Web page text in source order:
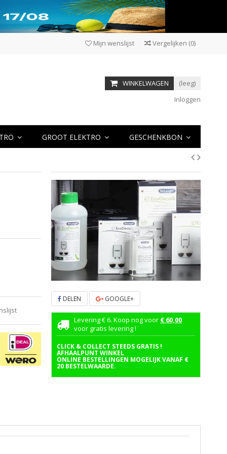
Vergelijken (0)
Mijn wenslijst
WINKELWAGEN
(leeg)
Inloggen
GROOT ELEKTRO GESCHENKBON
DELEN GOOGLE+
Levering € 6. Koop nog voor € 60,00
voor gratis levering !
CLICK & COLLECT STEEDS GRATIS !
AFHAALPUNT WINKEL
ONLINE BESTELLINGEN MOGELIJK VANAF €
20 BESTELWAARDE.